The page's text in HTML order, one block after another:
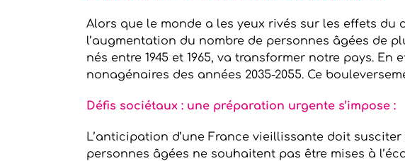
Alors que le monde a les yeux rivés sur les effets
l’augmentation du nombre de personnes âgées de
nés entre 1945 et 1965, va transformer notre pays.
nonagénaires des années 2035-2055. Ce
Défis sociétaux : une préparation urgente s’impose :
L’anticipation d’une France vieillissante doit
personnes âgées ne souhaitent pas être mises à